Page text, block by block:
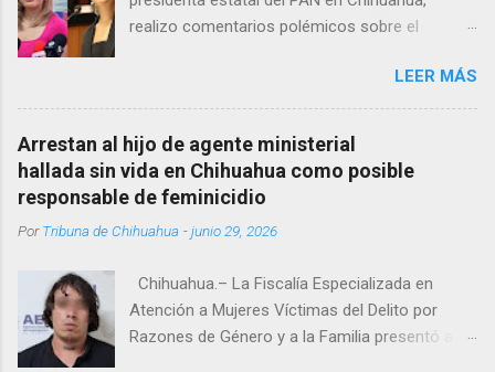
realizo comentarios polémicos sobre el
Chávez. “acuérdense que su bebé está por
nacer”, expresó al ser cuestionada sobre si la
retaría a tomarse una foto en un restaurante
de Texas como una prueba de que si cuenta
con VISA Álvarez añadió: “Yo no sé dónde irá a
emociones fuertes, ¿Qué tal si se le ocurre que
cruzar y luego le den un susto, y pues la
criatura se adelante o algo?, yo creo que tendrá
que ser cuidadosa porque los personajes de
LEER MÁS
Arrestan al hijo de agente ministerial
hallada sin vida en Chihuahua como posible
responsable de feminicidio
PorTribuna de Chihuahua -junio 29, 2026
Chihuahua.– La Fiscalía Especializada en
Atención a Mujeres Víctimas del Delito por
Razones de Género y a la Familia presentó a